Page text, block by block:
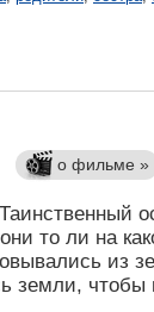
о фильме »
то ли на
из
земли, чтобы